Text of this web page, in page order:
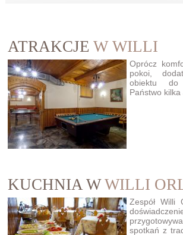
ATRAKCJE W WILLI
Oprócz
pokoi,
obiektu do
Państwo kilka
KUCHNIA W WILLI
Zespół Willi
spotkań z